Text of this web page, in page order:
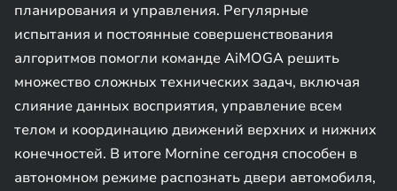
планирования и управления. Регулярные
испытания и постоянные совершенствования
алгоритмов помогли команде AiMOGA решить
множество сложных технических задач, включая
слияние данных восприятия, управление всем
телом и координацию движений верхних и нижних
конечностей. В итоге Mornine сегодня способен в
автономном режиме распознать двери автомобиля,